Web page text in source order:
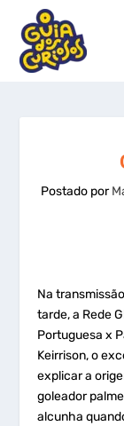
Postado por
Na
tarde, a Rede
Portuguesa x
Keirrison, o
explicar a
goleador
alcunha